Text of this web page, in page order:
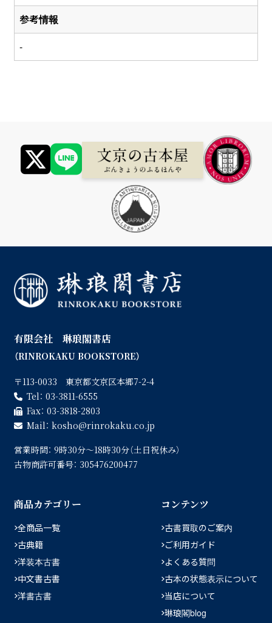
参考情報
-
有限会社 琳琅閣書店
（RINROKAKU BOOKSTORE）
〒113-0033 東京都文京区本郷7-2-4
Tel： 03-3811-6555
Fax： 03-3818-2803
Mail： kosho
rinrokaku.co.jp
営業時間： 9時30分〜18時30分（土日祝休み）
古物商許可番号： 305476200477
商品カテゴリー
全商品一覧
古典籍
洋装本古書
中文書古書
洋書古書
コンテンツ
古書買取のご案内
ご利用ガイド
よくある質問
古本の状態表示について
当店について
琳琅閣blog